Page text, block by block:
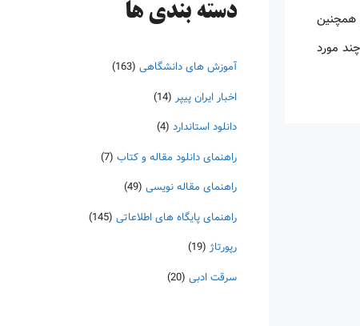
همچنین
مورد
دسته‌ بندی ها
آموزش های دانشگاهی (163)
اخبار ایران پیپر (14)
دانلود استاندارد (4)
راهنمای دانلود مقاله و کتاب (7)
راهنمای مقاله نویسی (49)
راهنمای پایگاه های اطلاعاتی (145)
رپورتاژ (19)
سرقت ادبی (20)